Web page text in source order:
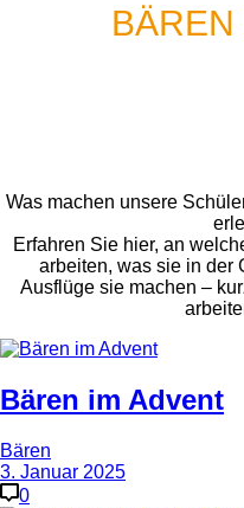
BÄREN
Was machen unsere
Erfahren Sie hier, an
arbeiten, was sie in der
Ausflüge sie machen –
Bären im Advent
Bären
3. Januar 2025
0